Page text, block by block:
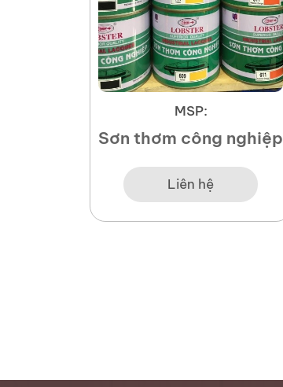
MSP:
Sơn thơm công nghiệp
Liên hệ